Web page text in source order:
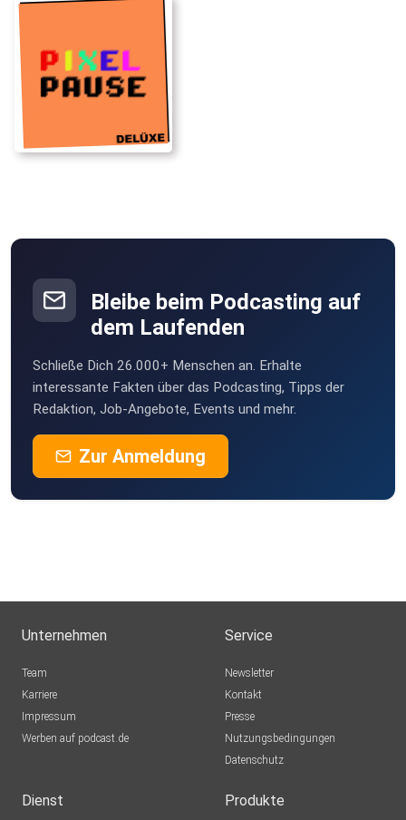
Bleibe beim Podcasting auf
dem Laufenden
Schließe Dich 26.000+ Menschen an. Erhalte
interessante Fakten über das Podcasting, Tipps der
Redaktion, Job-Angebote, Events und mehr.
Zur Anmeldung
Unternehmen
Team
Karriere
Impressum
Werben auf podcast.de
Service
Newsletter
Kontakt
Presse
Nutzungsbedingungen
Datenschutz
Dienst Produkte